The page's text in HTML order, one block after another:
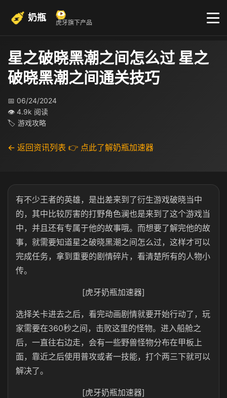
奶瓶 虎牙旗下产品
星之破晓黑潮之间怎么过 星之
破晓黑潮之间通关技巧
📅 06/24/2024
👁 4.9k 阅读
🏷 游戏攻略
← 返回资讯列表 👉 点此了解奶瓶加速器
有不少王者的英雄，是出差来到了衍生游戏破晓当中
的，其中比较厉害的打野角色澜也是来到了这个游戏当
中，并且还有专属于他的故事哦。而想要了解完他的故
事，就需要知道星之破晓黑潮之间怎么过，这样才可以
完成任务，拿到重要的剧情碎片，看清楚所有的人物小
传。
[虎牙奶瓶加速器]
选择关卡进去之后，看完动画剧情就要开始行动了，玩
家需要在360秒之间，击败这里的怪物。进入船舱之
后，一直往右边走，会有一些野兽怪物分布在甲板上
面，靠近之后使用普攻或者一技能，打个两三下就可以
解决了。
[虎牙奶瓶加速器]